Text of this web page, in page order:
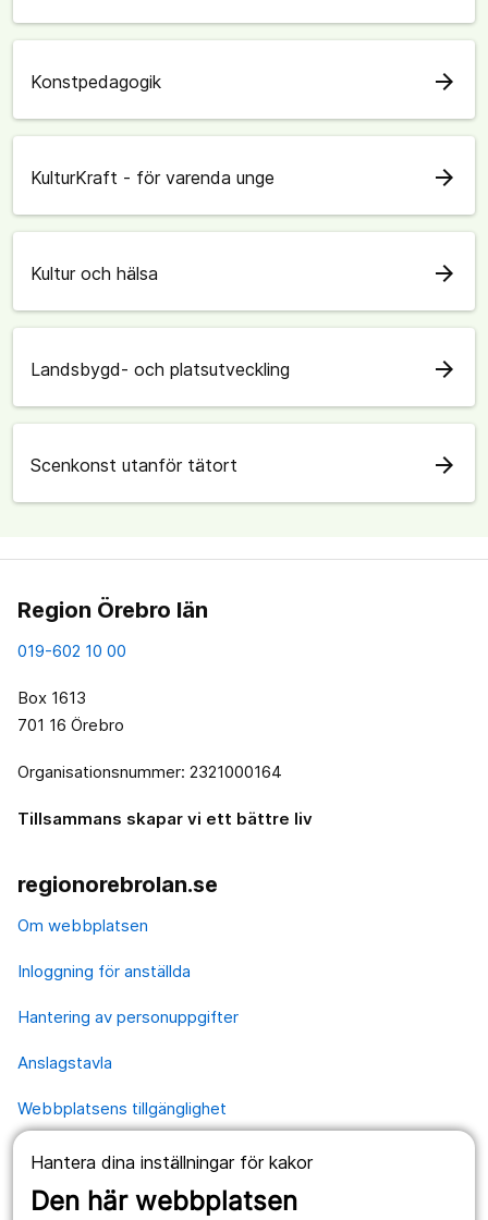
Hantera dina inställningar för kakor
Den här webbplatsen
Konstpedagogik arrow_forward
KulturKraft - för varenda unge arrow_forward
Kultur och hälsa arrow_forward
Landsbygd- och platsutveckling arrow_forward
Scenkonst utanför tätort arrow_forward
Region Örebro län
019-602 10 00
Box 1613
701 16 Örebro
Organisationsnummer: 2321000164
Tillsammans skapar vi ett bättre liv
regionorebrolan.se
Om webbplatsen
Inloggning för anställda
Hantering av personuppgifter
Anslagstavla
Webbplatsens tillgänglighet
Våra webbplatser
1177.se